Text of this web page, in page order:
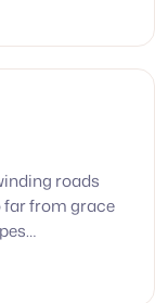
roads
far from grace